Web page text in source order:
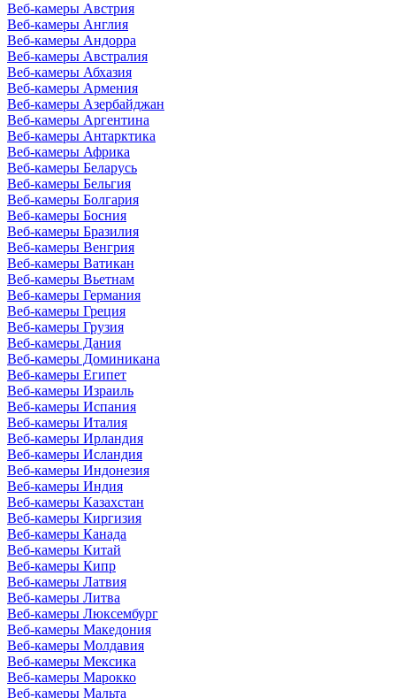
Веб-камеры Австрия
Веб-камеры Англия
Веб-камеры Андорра
Веб-камеры Австралия
Веб-камеры Абхазия
Веб-камеры Армения
Веб-камеры Азербайджан
Веб-камеры Аргентина
Веб-камеры Антарктика
Веб-камеры Африка
Веб-камеры Беларусь
Веб-камеры Бельгия
Веб-камеры Болгария
Веб-камеры Босния
Веб-камеры Бразилия
Веб-камеры Венгрия
Веб-камеры Ватикан
Веб-камеры Вьетнам
Веб-камеры Германия
Веб-камеры Греция
Веб-камеры Грузия
Веб-камеры Дания
Веб-камеры Доминикана
Веб-камеры Египет
Веб-камеры Израиль
Веб-камеры Испания
Веб-камеры Италия
Веб-камеры Ирландия
Веб-камеры Исландия
Веб-камеры Индонезия
Веб-камеры Индия
Веб-камеры Казахстан
Веб-камеры Киргизия
Веб-камеры Канада
Веб-камеры Китай
Веб-камеры Кипр
Веб-камеры Латвия
Веб-камеры Литва
Веб-камеры Люксембург
Веб-камеры Македония
Веб-камеры Молдавия
Веб-камеры Мексика
Веб-камеры Марокко
Веб-камеры Мальта